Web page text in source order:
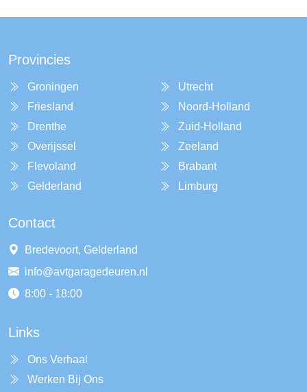
Provincies
Groningen
Friesland
Drenthe
Overijssel
Flevoland
Gelderland
Utrecht
Noord-Holland
Zuid-Holland
Zeeland
Brabant
Limburg
Contact
Bredevoort, Gelderland
info@avtgaragedeuren.nl
8:00 - 18:00
Links
Ons Verhaal
Werken Bij Ons